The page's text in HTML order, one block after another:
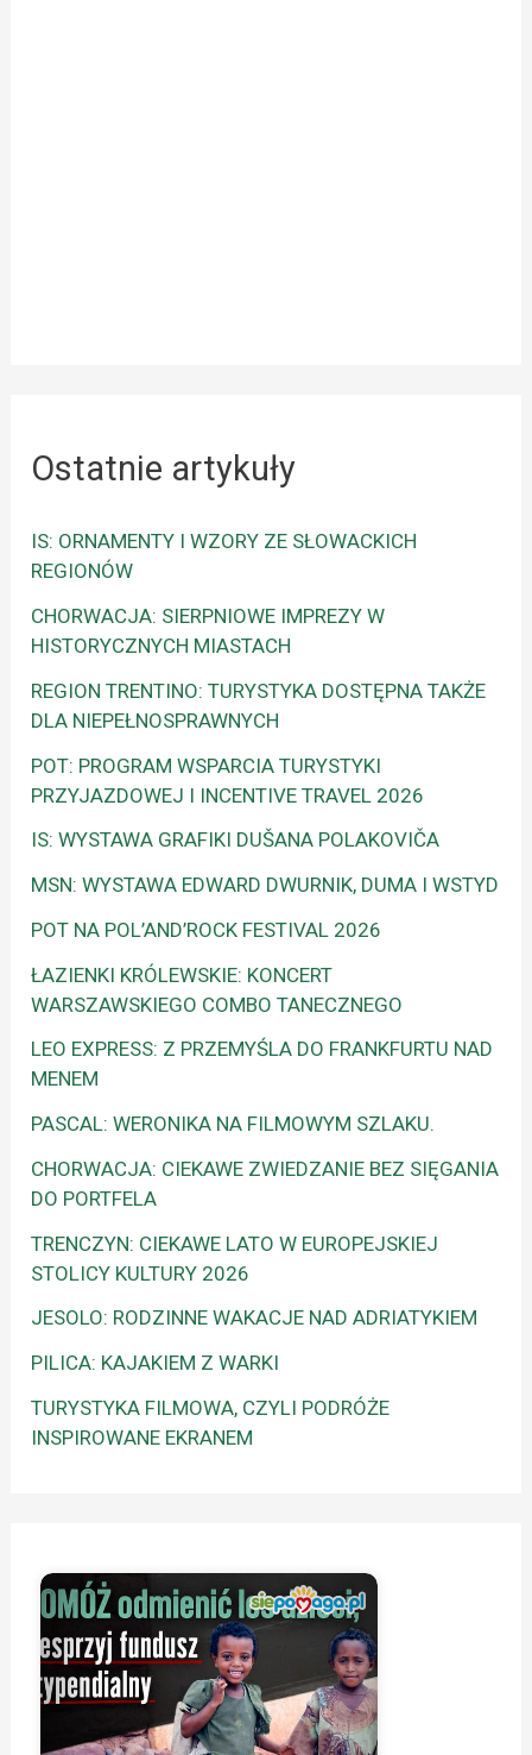
Ostatnie artykuły
IS: ORNAMENTY I WZORY ZE SŁOWACKICH
REGIONÓW
CHORWACJA: SIERPNIOWE IMPREZY W
HISTORYCZNYCH MIASTACH
REGION TRENTINO: TURYSTYKA DOSTĘPNA TAKŻE
DLA NIEPEŁNOSPRAWNYCH
POT: PROGRAM WSPARCIA TURYSTYKI
PRZYJAZDOWEJ I INCENTIVE TRAVEL 2026
IS: WYSTAWA GRAFIKI DUŠANA POLAKOVIČA
MSN: WYSTAWA EDWARD DWURNIK, DUMA I WSTYD
POT NA POL’AND’ROCK FESTIVAL 2026
ŁAZIENKI KRÓLEWSKIE: KONCERT
WARSZAWSKIEGO COMBO TANECZNEGO
LEO EXPRESS: Z PRZEMYŚLA DO FRANKFURTU NAD
MENEM
PASCAL: WERONIKA NA FILMOWYM SZLAKU.
CHORWACJA: CIEKAWE ZWIEDZANIE BEZ SIĘGANIA
DO PORTFELA
TRENCZYN: CIEKAWE LATO W EUROPEJSKIEJ
STOLICY KULTURY 2026
JESOLO: RODZINNE WAKACJE NAD ADRIATYKIEM
PILICA: KAJAKIEM Z WARKI
TURYSTYKA FILMOWA, CZYLI PODRÓŻE
INSPIROWANE EKRANEM